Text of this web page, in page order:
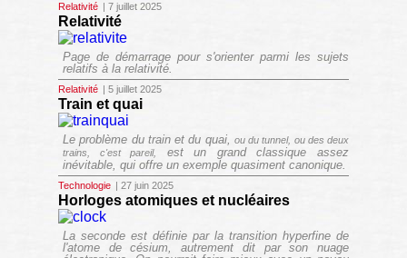
Relativité | 7 juillet 2025
Relativité
Page de démarrage pour s'orienter parmi les sujets
relatifs à la relativité.
Relativité | 5 juillet 2025
Train et quai
Le problème du train et du quai, ou du tunnel, ou des deux
trains, c'est pareil,
est un grand classique assez
inévitable, qui offre un exemple quasiment canonique.
Technologie | 27 juin 2025
Horloges atomiques et nucléaires
La seconde est définie par la transition hyperfine de
l'atome de césium, autrement dit par son nuage